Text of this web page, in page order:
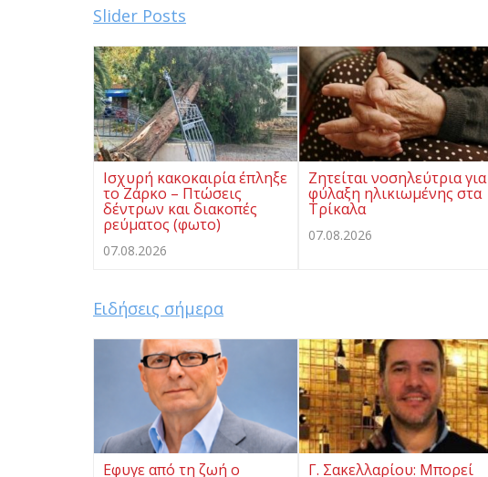
Slider Posts
Ισχυρή κακοκαιρία έπληξε
το Ζάρκο – Πτώσεις
δέντρων και διακοπές
ρεύματος (φωτο)
07.08.2026
Ζητείται νοσηλεύτρια για
φύλαξη ηλικιωμένης στα
Τρίκαλα
07.08.2026
Ειδήσεις σήμερα
Eφυγε από τη ζωή ο Γ. Σακελλαρίου: Μπορεί